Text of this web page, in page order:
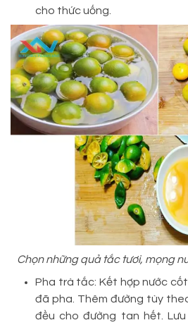
cho thức uống.
Chọn những quả tắc tươi, mọng
Pha trà tắc: Kết hợp nước
đã pha. Thêm đường tùy
đều cho đường tan hết.